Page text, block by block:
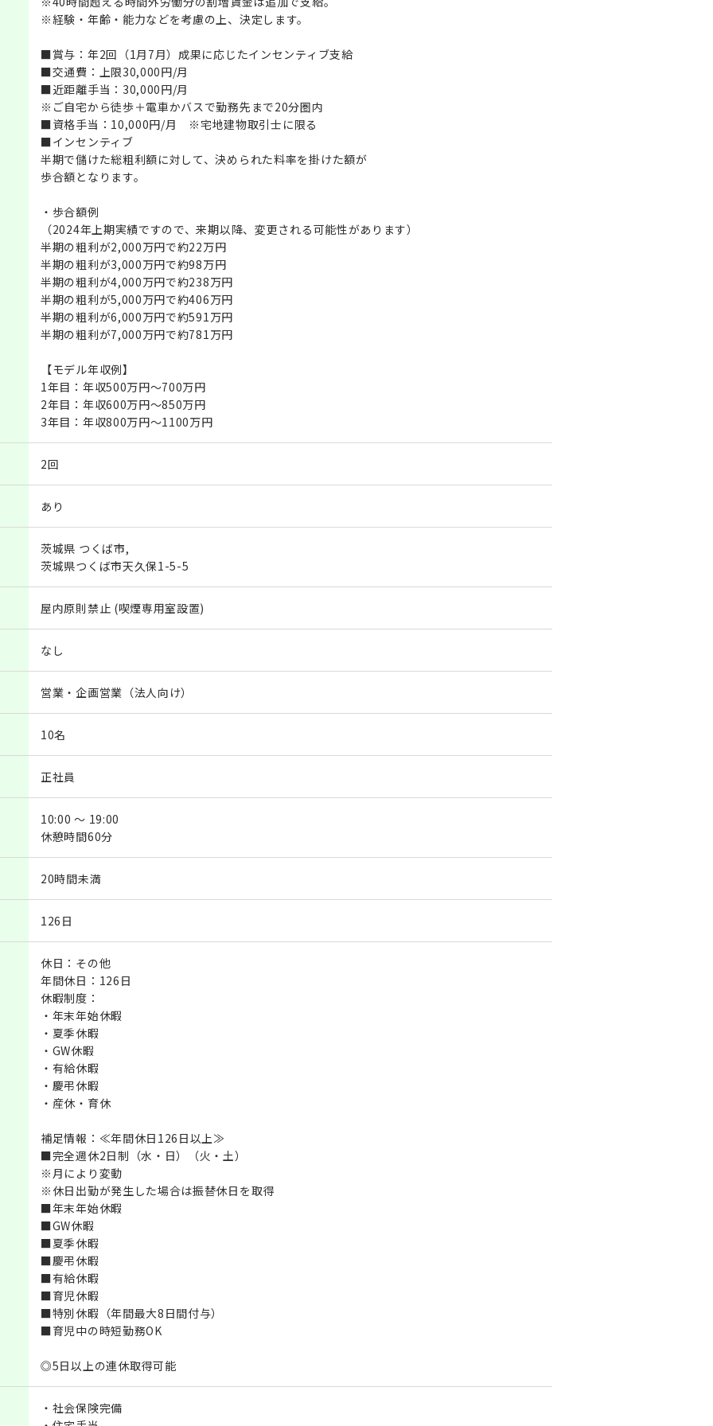
※経験・年齢・能力などを考慮の上、決定します。
■賞与：年2回（1月7月）成果に応じたインセンティブ支給
■交通費：上限30,000円/月
■近距離手当：30,000円/月
※ご自宅から徒歩＋電車かバスで勤務先まで20分圏内
■資格手当：10,000円/月 ※宅地建物取引士に限る
■インセンティブ
半期で儲けた総粗利額に対して、決められた料率を掛けた額が
歩合額となります。
・歩合額例
（2024年上期実績ですので、来期以降、変更される可能性があります）
半期の粗利が2,000万円で約22万円
半期の粗利が3,000万円で約98万円
半期の粗利が4,000万円で約238万円
半期の粗利が5,000万円で約406万円
半期の粗利が6,000万円で約591万円
半期の粗利が7,000万円で約781万円
【モデル年収例】
1年目：年収500万円～700万円
2年目：年収600万円～850万円
3年目：年収800万円～1100万円
2回
あり
茨城県 つくば市,
茨城県つくば市天久保1-5-5
屋内原則禁止 (喫煙専用室設置)
なし
営業・企画営業（法人向け）
10名
正社員
10:00 ～ 19:00
休憩時間60分
20時間未満
126日
休日：その他
年間休日：126日
休暇制度：
・年末年始休暇
・夏季休暇
・GW休暇
・有給休暇
・慶弔休暇
・産休・育休
補足情報：≪年間休日126日以上≫
■完全週休2日制（水・日）（火・土）
※月により変動
※休日出勤が発生した場合は振替休日を取得
■年末年始休暇
■GW休暇
■夏季休暇
■慶弔休暇
■有給休暇
■育児休暇
■特別休暇（年間最大8日間付与）
■育児中の時短勤務OK
◎5日以上の連休取得可能
・社会保険完備